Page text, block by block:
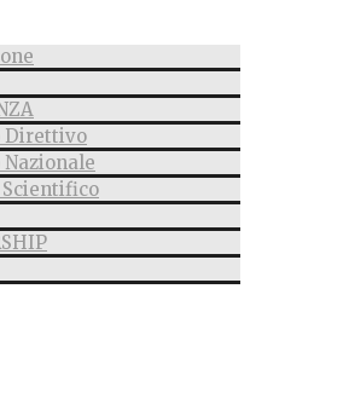
Direttivo